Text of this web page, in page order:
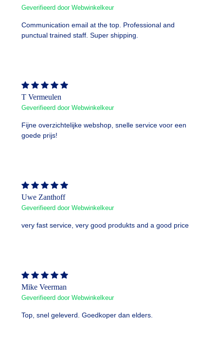
Geverifieerd door Webwinkelkeur
Communication email at the top. Professional and
punctual trained staff. Super shipping.
T Vermeulen
Geverifieerd door Webwinkelkeur
Fijne overzichtelijke webshop, snelle service voor een
goede prijs!
Uwe Zanthoff
Geverifieerd door Webwinkelkeur
very fast service, very good produkts and a good price
Mike Veerman
Geverifieerd door Webwinkelkeur
Top, snel geleverd. Goedkoper dan elders.